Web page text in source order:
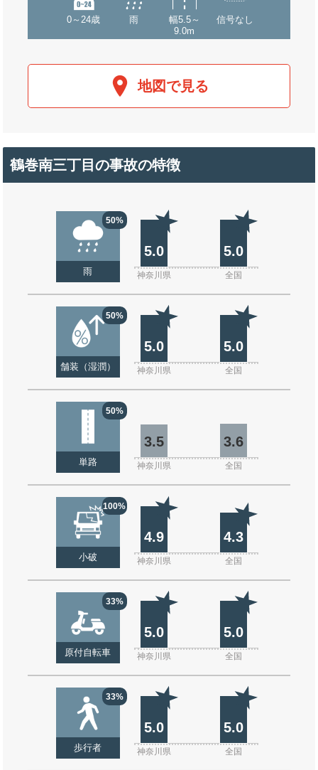
0～24歳 雨
幅5.5～
9.0m
信号なし
地図で見る
鶴巻南三丁目の事故の特徴
50%
雨
5.0 5.0
神奈川県 全国
50%
舗装（湿潤）
5.0 5.0
神奈川県 全国
50%
単路
3.5 3.6
神奈川県 全国
100%
小破
4.9 4.3
神奈川県 全国
33%
原付自転車
5.0 5.0
神奈川県 全国
33%
歩行者
5.0 5.0
神奈川県 全国